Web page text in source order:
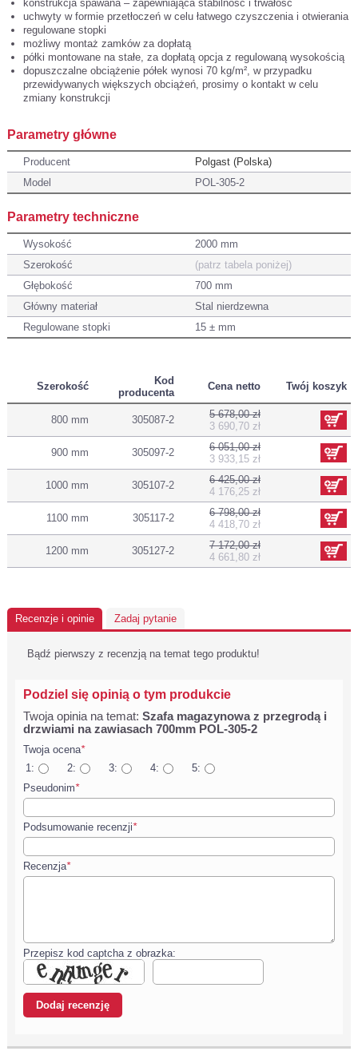
konstrukcja spawana – zapewniająca stabilność i trwałość
uchwyty w formie przetłoczeń w celu łatwego czyszczenia i otwierania
regulowane stopki
możliwy montaż zamków za dopłatą
półki montowane na stałe, za dopłatą opcja z regulowaną wysokością
dopuszczalne obciążenie półek wynosi 70 kg/m², w przypadku
przewidywanych większych obciążeń, prosimy o kontakt w celu
zmiany konstrukcji
Parametry główne
Producent
Polgast (Polska)
Model
POL-305-2
Parametry techniczne
Wysokość
2000 mm
Szerokość
(patrz tabela poniżej)
Głębokość
700 mm
Główny materiał
Stal nierdzewna
Regulowane stopki
15 ± mm
Szerokość
Kod
producenta
Cena netto Twój koszyk
800 mm 305087-2
5 678,00 zł
3 690,70 zł
900 mm 305097-2
6 051,00 zł
3 933,15 zł
1000 mm 305107-2
6 425,00 zł
4 176,25 zł
1100 mm 305117-2
6 798,00 zł
4 418,70 zł
1200 mm 305127-2
7 172,00 zł
4 661,80 zł
Recenzje i opinie Zadaj pytanie
Bądź pierwszy z recenzją na temat tego produktu!
Podziel się opinią o tym produkcie
Twoja opinia na temat: Szafa magazynowa z przegrodą i
drzwiami na zawiasach 700mm POL-305-2
Twoja ocena*
1:
2: 3: 4:
5:
Pseudonim*
Podsumowanie recenzji*
Recenzja*
Przepisz kod captcha z obrazka: